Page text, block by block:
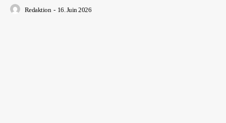
Redaktion - 16. Juin 2026